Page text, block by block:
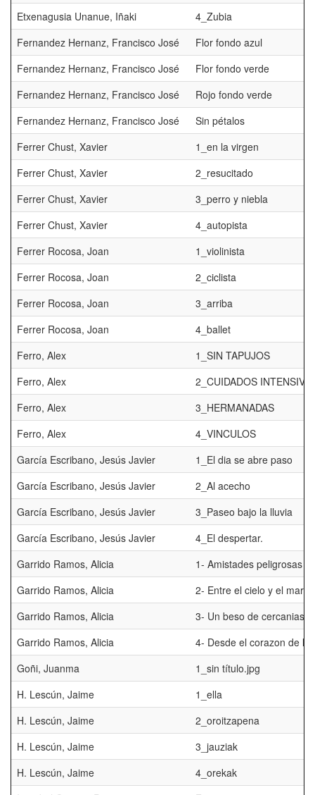
Etxenagusia Unanue, Iñaki
4_Zubia
Fernandez Hernanz, Francisco José
Flor fondo azul
Fernandez Hernanz, Francisco José
Flor fondo verde
Fernandez Hernanz, Francisco José
Rojo fondo verde
Fernandez Hernanz, Francisco José
Sin pétalos
Ferrer Chust, Xavier
1_en la virgen
Ferrer Chust, Xavier
2_resucitado
Ferrer Chust, Xavier
3_perro y niebla
Ferrer Chust, Xavier
4_autopista
Ferrer Rocosa, Joan
1_violinista
Ferrer Rocosa, Joan
2_ciclista
Ferrer Rocosa, Joan
3_arriba
Ferrer Rocosa, Joan
4_ballet
Ferro, Alex
1_SIN TAPUJOS
Ferro, Alex
2_CUIDADOS
Ferro, Alex
3_HERMANADAS
Ferro, Alex
4_VINCULOS
García Escribano, Jesús Javier
1_El dia se abre paso
García Escribano, Jesús Javier
2_Al acecho
García Escribano, Jesús Javier
3_Paseo bajo la lluvia
García Escribano, Jesús Javier
4_El despertar.
Garrido Ramos, Alicia
1- Amistades peligrosas
Garrido Ramos, Alicia
2- Entre el cielo y el mar
Garrido Ramos, Alicia
3- Un beso de cercanias.
Garrido Ramos, Alicia
4- Desde el corazon de la
Goñi, Juanma
1_sin título.jpg
H. Lescún, Jaime
1_ella
H. Lescún, Jaime
2_oroitzapena
H. Lescún, Jaime
3_jauziak
H. Lescún, Jaime
4_orekak